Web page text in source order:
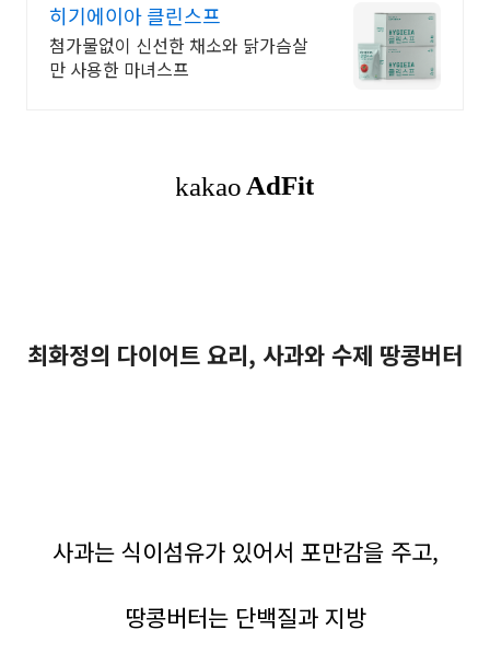
히기에이아 클린스프
첨가물없이 신선한 채소와 닭가슴살
만 사용한 마녀스프
최화정의 다이어트 요리, 사과와 수제 땅콩버터
사과는 식이섬유가 있어서 포만감을 주고,
땅콩버터는 단백질과 지방